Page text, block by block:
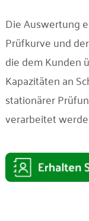
Die Auswertung
Prüfkurve und
die dem Kunden
Kapazitäten an
stationärer
verarbeitet